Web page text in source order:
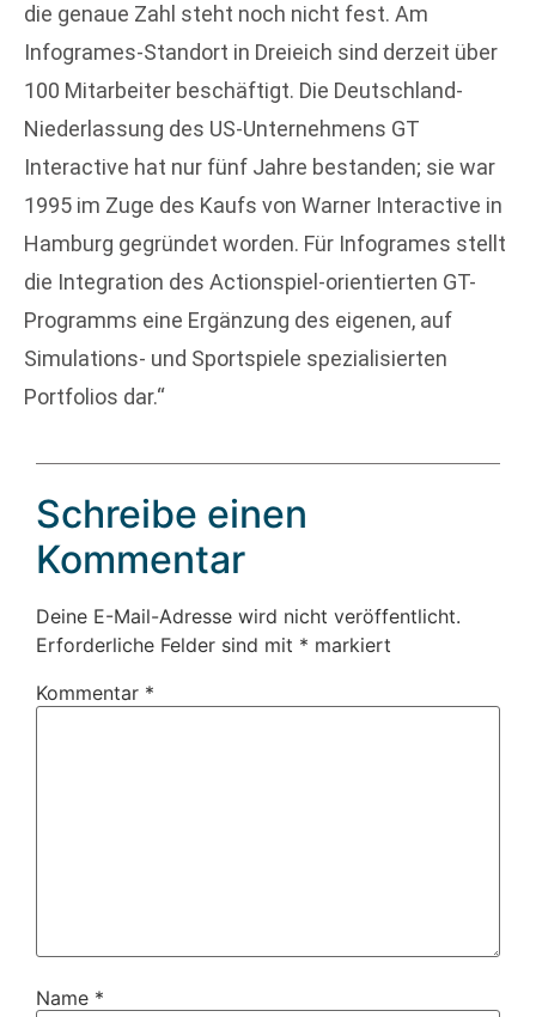
die genaue Zahl steht noch nicht fest. Am
Infogrames-Standort in Dreieich sind derzeit über
100 Mitarbeiter beschäftigt. Die Deutschland-
Niederlassung des US-Unternehmens GT
Interactive hat nur fünf Jahre bestanden; sie war
1995 im Zuge des Kaufs von Warner Interactive in
Hamburg gegründet worden. Für Infogrames stellt
die Integration des Actionspiel-orientierten GT-
Programms eine Ergänzung des eigenen, auf
Simulations- und Sportspiele spezialisierten
Portfolios dar.“
Schreibe einen
Kommentar
Deine E-Mail-Adresse wird nicht veröffentlicht.
Erforderliche Felder sind mit * markiert
Kommentar *
Name *